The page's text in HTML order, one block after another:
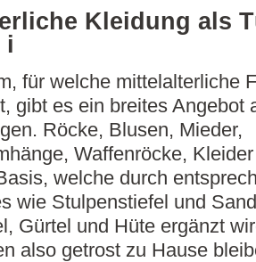
Kleidung als
i
für welche mittelalterliche
gibt es ein breites Angebot
Röcke, Blusen, Mieder,
Waffenröcke,
welche durch
wie Stulpenstiefel und
Gürtel und Hüte ergänzt
also getrost zu Hause